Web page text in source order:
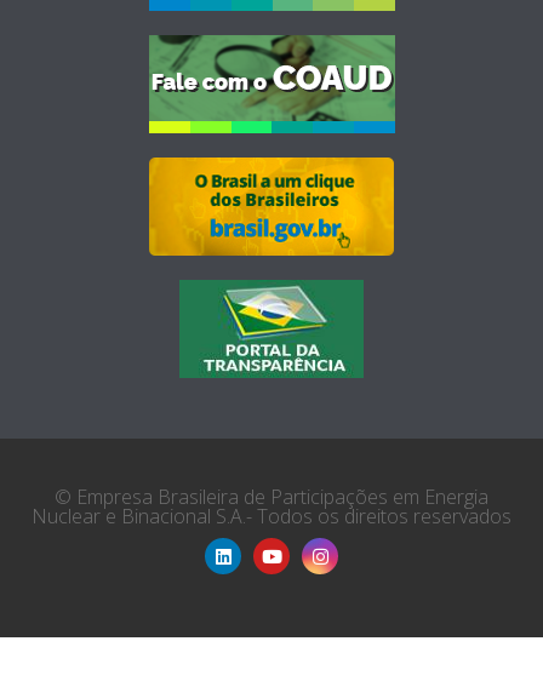
© Empresa Brasileira de Participações em Energia
Nuclear e Binacional S.A.- Todos os direitos reservados